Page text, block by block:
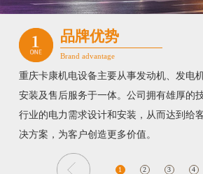
品牌优势
Brand advantage
重庆卡康机电设备主要从事发动机、发电
安装及售后服务于一体。公司拥有雄厚的
行业的电力需求设计和安装，从而达到给
决方案，为客户创造更多价值。
1 2 3 4